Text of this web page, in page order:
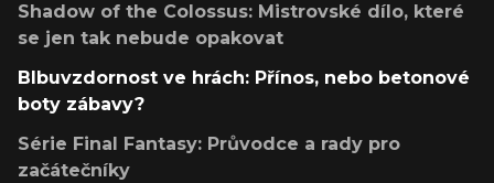
Shadow of the Colossus: Mistrovské dílo, které
se jen tak nebude opakovat
Blbuvzdornost ve hrách: Přínos, nebo betonové
boty zábavy?
Série Final Fantasy: Průvodce a rady pro
začátečníky